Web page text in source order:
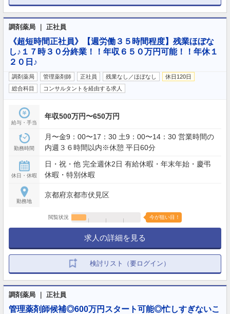
調剤薬局 ｜ 正社員
《超短時間正社員》【週労働３５時間程度】残業ほぼな
し♪１７時３０分終業！！年収６５０万円可能！！年休１
２０日♪
調剤薬局 管理薬剤師 正社員 残業なし／ほぼなし
休日120日
総合科目
コンサルタントを経由する求人
給与・手当
年収500万円〜650万円
勤務時間
月〜金9：00〜17：30 土9：00〜14：30 営業時間の
内週３６時間以内※休憩 平日60分
休日・休暇
日・祝・他 完全週休2日 有給休暇・年末年始・慶弔
休暇・特別休暇
勤務地
京都府京都市伏見区
閲覧状況 今が狙い目！
求人の詳細を見る
検討リスト（要ログイン）
調剤薬局 ｜ 正社員
管理薬剤師候補◎600万円スタート可能◎忙しすぎないこ